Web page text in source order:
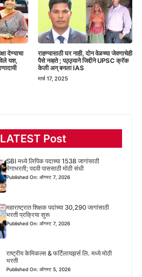
देण्याचा
यश,
राहण्यासाठी घर नाही, दोन वेळच्या जेवणाचेही
पैसे नव्हते ; पठ्ठ्याने जिद्दीने UPSC क्रॅक
केली अन् बनला IAS
मार्च 17, 2025
LATEST Post
SBI मध्ये लिपिक पदाच्या 1538 जागांसाठी
मेगाभरती; पदवी पाससाठी मोठी संधी
Published On: ऑगस्ट 7, 2026
महाराष्ट्रात शिक्षक पदांच्या 30,290 जागांसाठी
भरती प्रक्रिया सुरू
Published On: ऑगस्ट 7, 2026
राष्ट्रीय केमिकल्स & फर्टिलायझर्स लि. मध्ये मोठी
भरती
Published On: ऑगस्ट 5, 2026